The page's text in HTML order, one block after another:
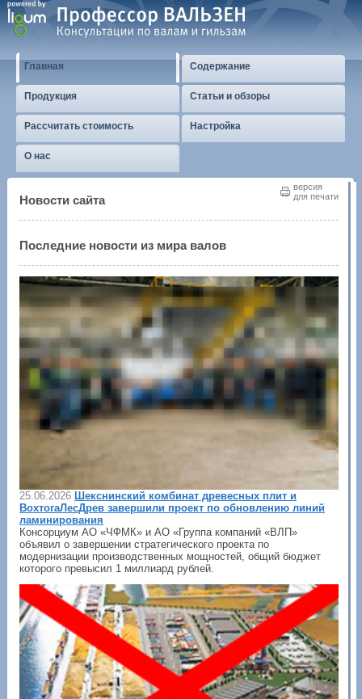
Главная Содержание
Продукция Статьи и обзоры
Рассчитать стоимость Настройка
О нас
версия
для печати
Новости сайта
Последние новости из мира валов
25.06.2026 Шекснинский комбинат древесных плит и
ВохтогаЛесДрев завершили проект по обновлению линий
ламинирования
Консорциум АО «ЧФМК» и АО «Группа компаний «ВЛП»
объявил о завершении стратегического проекта по
модернизации производственных мощностей, общий бюджет
которого превысил 1 миллиард рублей.